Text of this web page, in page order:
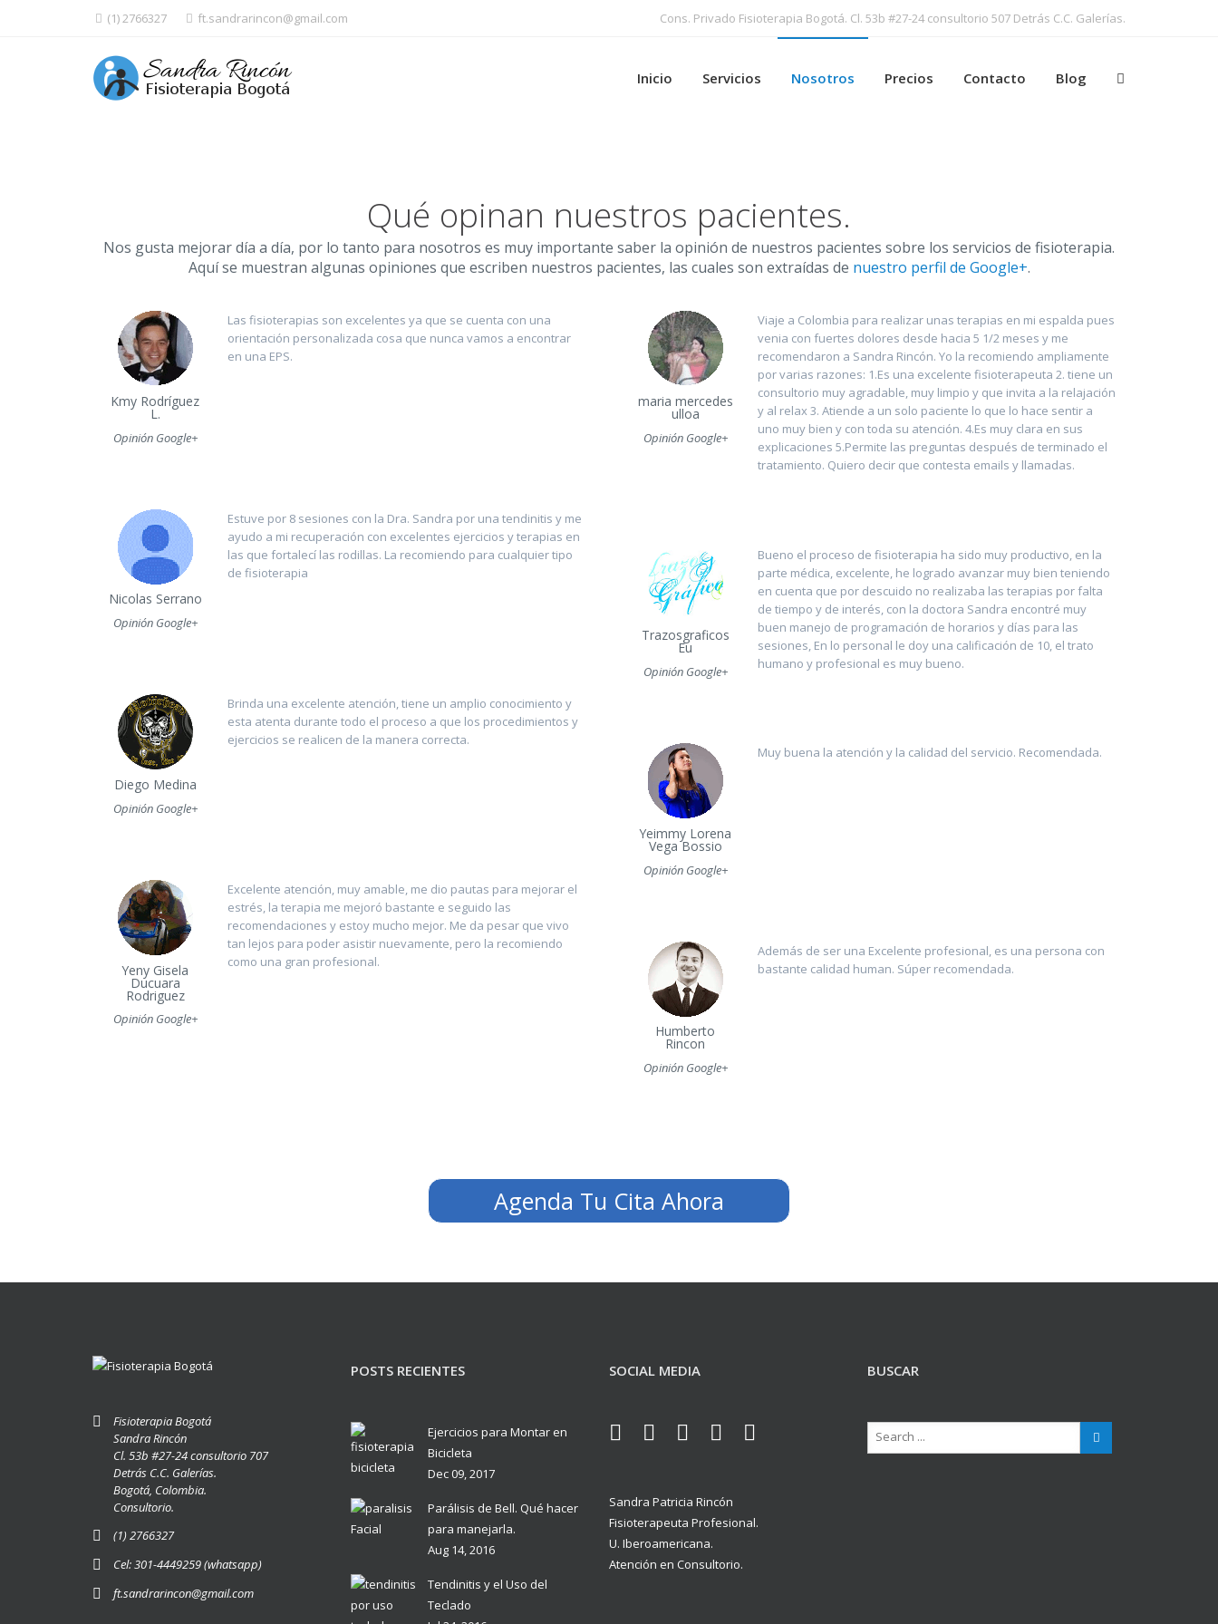
(1) 2766327 ft.sandrarincon@gmail.com Cons. Privado Fisioterapia Bogotá. Cl. 53b #27-24 consultorio 507 Detrás C.C. Galerías.
Inicio Servicios Nosotros Precios Contacto Blog
Qué opinan nuestros pacientes.
Nos gusta mejorar día a día, por lo tanto para nosotros es muy importante saber la opinión de nuestros pacientes sobre los servicios de fisioterapia.
Aquí se muestran algunas opiniones que escriben nuestros pacientes, las cuales son extraídas de nuestro perfil de Google+.
Kmy Rodríguez
L.
Opinión Google+
Las fisioterapias son excelentes ya que se cuenta con una
orientación personalizada cosa que nunca vamos a encontrar
en una EPS.
Nicolas Serrano
Opinión Google+
Estuve por 8 sesiones con la Dra. Sandra por una tendinitis y me
ayudo a mi recuperación con excelentes ejercicios y terapias en
las que fortalecí las rodillas. La recomiendo para cualquier tipo
de fisioterapia
Diego Medina
Opinión Google+
Brinda una excelente atención, tiene un amplio conocimiento y
esta atenta durante todo el proceso a que los procedimientos y
ejercicios se realicen de la manera correcta.
Yeny Gisela
Ducuara
Rodriguez
Opinión Google+
Excelente atención, muy amable, me dio pautas para mejorar el
estrés, la terapia me mejoró bastante e seguido las
recomendaciones y estoy mucho mejor. Me da pesar que vivo
tan lejos para poder asistir nuevamente, pero la recomiendo
como una gran profesional.
maria mercedes
ulloa
Opinión Google+
Viaje a Colombia para realizar unas terapias en mi espalda pues
venia con fuertes dolores desde hacia 5 1/2 meses y me
recomendaron a Sandra Rincón. Yo la recomiendo ampliamente
por varias razones: 1.Es una excelente fisioterapeuta 2. tiene un
consultorio muy agradable, muy limpio y que invita a la relajación
y al relax 3. Atiende a un solo paciente lo que lo hace sentir a
uno muy bien y con toda su atención. 4.Es muy clara en sus
explicaciones 5.Permite las preguntas después de terminado el
tratamiento. Quiero decir que contesta emails y llamadas.
Trazosgraficos
Eu
Opinión Google+
Bueno el proceso de fisioterapia ha sido muy productivo, en la
parte médica, excelente, he logrado avanzar muy bien teniendo
en cuenta que por descuido no realizaba las terapias por falta
de tiempo y de interés, con la doctora Sandra encontré muy
buen manejo de programación de horarios y días para las
sesiones, En lo personal le doy una calificación de 10, el trato
humano y profesional es muy bueno.
Yeimmy Lorena
Vega Bossio
Opinión Google+
Muy buena la atención y la calidad del servicio. Recomendada.
Humberto
Rincon
Opinión Google+
Además de ser una Excelente profesional, es una persona con
bastante calidad human. Súper recomendada.
Agenda Tu Cita Ahora
Fisioterapia Bogotá
Sandra Rincón
Cl. 53b #27-24 consultorio 707
Detrás C.C. Galerías.
Bogotá, Colombia.
Consultorio.
(1) 2766327
Cel: 301-4449259 (whatsapp)
ft.sandrarincon@gmail.com
POSTS RECIENTES
Ejercicios para Montar en
Bicicleta
Dec 09, 2017
Parálisis de Bell. Qué hacer
para manejarla.
Aug 14, 2016
Tendinitis y el Uso del
Teclado
SOCIAL MEDIA
Sandra Patricia Rincón
Fisioterapeuta Profesional.
U. Iberoamericana.
Atención en Consultorio.
BUSCAR